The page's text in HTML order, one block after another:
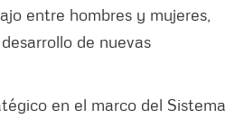
entre hombres y mujeres,
de nuevas
en el marco del Sistema